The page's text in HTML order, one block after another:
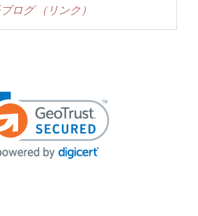
ログ （リンク）